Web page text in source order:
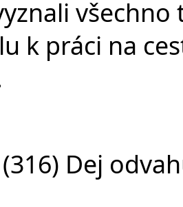
k práci na
Dej